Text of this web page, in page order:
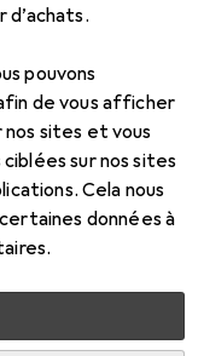
pouvons
de vous afficher
sites et vous
sur nos sites
Cela nous
données à
A/B,
B M/M